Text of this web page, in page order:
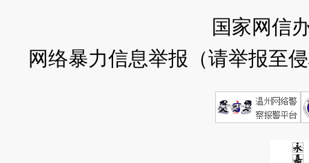
国家网信
网络暴力信息举报（请举报至